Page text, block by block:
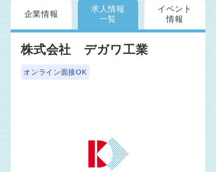
企業情報
求人情報
一覧
イベント
情報
株式会社 デガワ工業
オンライン面接OK